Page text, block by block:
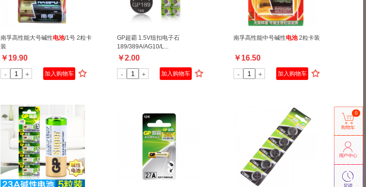
0
南孚高性能大号碱性电池/1号 2粒卡
装
￥19.90
- + 加入购物车
GP超霸 1.5V纽扣电子石
189/389A/AG10/L...
￥2.00
- + 加入购物车
南孚高性能中号碱性电池2粒卡装
￥16.50
- + 加入购物车